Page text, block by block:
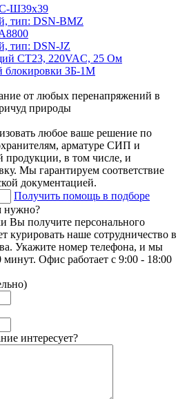
Ш39х39
тип: DSN-BMZ
тип: DSN-JZ
CT23, 220VAC, 25 Ом
блокировки ЗБ-1М
от любых перенапряжений в
природы
любое ваше решение по
арматуре СИП и
продукции, в том числе, и
Мы гарантируем соответствие
документацией.
Получить помощь в подборе
нужно?
Вы получите персонального
курировать наше сотрудничество в
Укажите номер телефона, и мы
минут. Офис работает с 9:00 - 18:00
интересует?